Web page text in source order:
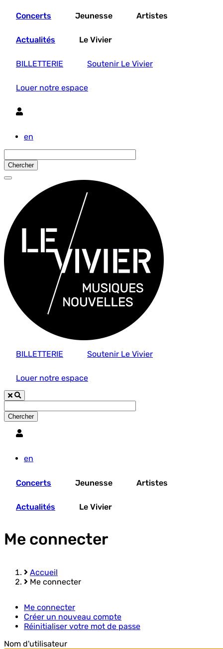
principal
Concerts Jeunesse Artistes
Actualités Le Vivier
BILLETTERIE Soutenir Le Vivier
Louer notre espace
en
BILLETTERIE Soutenir Le Vivier
Louer notre espace
en
Concerts Jeunesse Artistes
Actualités Le Vivier
Me connecter
Fil
Accueil
Me connecter
Primary
tabs
Me connecter
Créer un nouveau compte
Réinitialiser votre mot de passe
Nom d'utilisateur